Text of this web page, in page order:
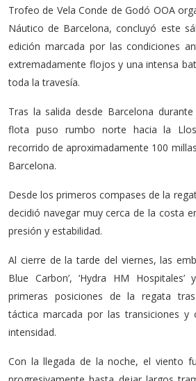
Trofeo de Vela Conde de Godó OOA
Náutico de Barcelona, concluyó este
edición marcada por las condiciones
extremadamente flojos y una intensa
toda la travesía.
Tras la salida desde Barcelona
flota puso rumbo norte hacia la
recorrido de aproximadamente 100
Barcelona.
Desde los primeros compases de la
decidió navegar muy cerca de la costa
presión y estabilidad.
Al cierre de la tarde del viernes, las
Blue Carbon’, ‘Hydra HM Hospitales’
primeras posiciones de la regata
táctica marcada por las transiciones y
intensidad.
Con la llegada de la noche, el viento